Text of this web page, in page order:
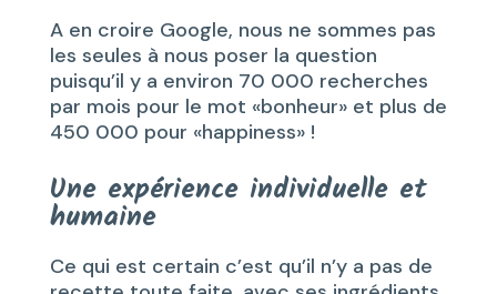
A en croire Google, nous ne sommes pas
les seules à nous poser la question
puisqu’il y a environ 70 000 recherches
par mois pour le mot «bonheur» et plus de
450 000 pour «happiness» !
Une expérience individuelle et
humaine
Ce qui est certain c’est qu’il n’y a pas de